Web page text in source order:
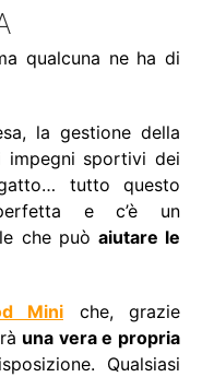
qualcuna ne ha di
la gestione della
impegni sportivi dei
tutto questo
perfetta e c’è un
che può aiutare le
Mini che, grazie
una vera e propria
Qualsiasi